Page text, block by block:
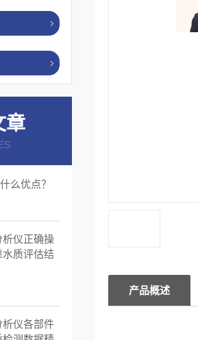
产品概述
章
么优点？
析仪正确操
质评估结
析仪各部件